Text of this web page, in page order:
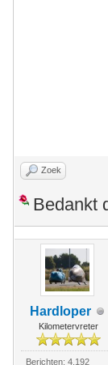
Zoek
Bedankt
Hardloper
Kilometervreter
Berichten: 4.192